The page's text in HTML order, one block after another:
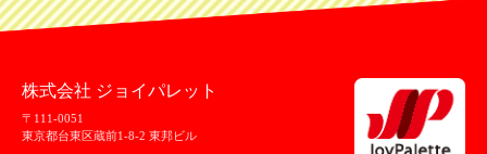
株式会社 ジョイパレット
〒111-0051
東京都台東区蔵前1-8-2 東邦ビル